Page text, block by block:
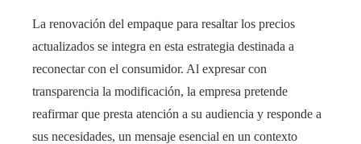
La renovación del empaque para resaltar los precios
actualizados se integra en esta estrategia destinada a
reconectar con el consumidor. Al expresar con
transparencia la modificación, la empresa pretende
reafirmar que presta atención a su audiencia y responde a
sus necesidades, un mensaje esencial en un contexto